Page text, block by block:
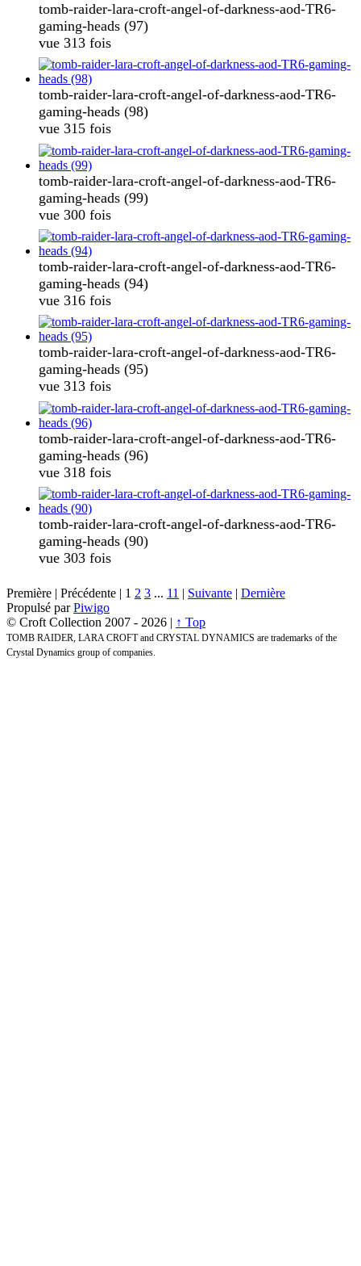
tomb-raider-lara-croft-angel-of-darkness-aod-TR6-
gaming-heads (97)
vue 313 fois
tomb-raider-lara-croft-angel-of-darkness-aod-TR6-
gaming-heads (98)
vue 315 fois
tomb-raider-lara-croft-angel-of-darkness-aod-TR6-
gaming-heads (99)
vue 300 fois
tomb-raider-lara-croft-angel-of-darkness-aod-TR6-
gaming-heads (94)
vue 316 fois
tomb-raider-lara-croft-angel-of-darkness-aod-TR6-
gaming-heads (95)
vue 313 fois
tomb-raider-lara-croft-angel-of-darkness-aod-TR6-
gaming-heads (96)
vue 318 fois
tomb-raider-lara-croft-angel-of-darkness-aod-TR6-
gaming-heads (90)
vue 303 fois
Première | Précédente | 1 2 3 ... 11 | Suivante | Dernière
Propulsé parPiwigo
© Croft Collection 2007 - 2026 | ↑ Top
TOMB RAIDER, LARA CROFT and CRYSTAL DYNAMICS are trademarks of the
Crystal Dynamics group of companies.